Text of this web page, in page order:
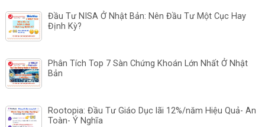
Đầu Tư NISA Ở Nhật Bản: Nên Đầu Tư Một Cục Hay
Định Kỳ?
Phân Tích Top 7 Sàn Chứng Khoán Lớn Nhất Ở Nhật
Bản
Rootopia: Đầu Tư Giáo Dục lãi 12%/năm Hiệu Quả- An
Toàn- Ý Nghĩa